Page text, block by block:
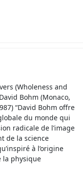
(Wholeness and
Bohm (Monaco,
“David Bohm offre
du monde qui
radicale de l’image
de la science
à l’origine
la physique